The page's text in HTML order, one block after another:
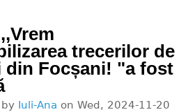
trecerilor de
din Focșani! "a fost
Iuli-Ana on Wed, 2024-11-20